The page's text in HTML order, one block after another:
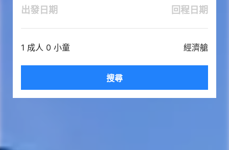
出發日期 回程日期
1 成人 0 小童 經濟艙
搜尋